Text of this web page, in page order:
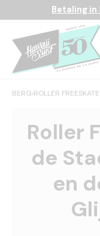
Ga naar inhoud
Betaling in
Zoeken
BERG›ROLLER
Roller
de
en